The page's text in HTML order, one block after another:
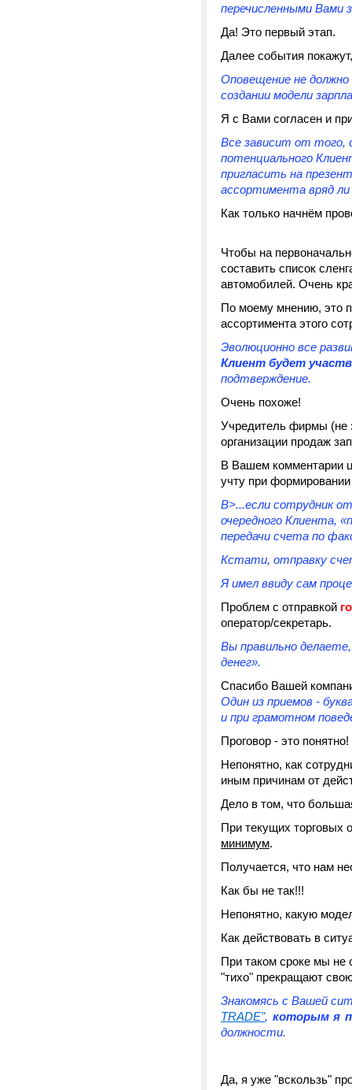
перечисленными Вами
Да! Это первый этап.
Далее события
Оповещение не
создании модели
Я с Вами согласен и
Все зависит от того,
потенциального
пригласить на
ассортимента вряд
Как только начнём
Чтобы на
составить список
автомобилей. Очень
По моему мнению, это
ассортимента этого
Эволюционно все
Клиент будет
подтверждение.
Очень похоже!
Учредитель фирмы (не
организации продаж
В Вашем комментарии
учту при
В>...если сотрудник
очередного Клиента,
передачи счета по
Кстати, отправку
Я имел ввиду сам
Проблем с отправкой
оператор/секретарь.
Вы правильно
денег».
Спасибо Вашей
Один из приемов -
и при грамотном
Проговор - это понятно!
Непонятно, как
иным причинам от
Дело в том, что
При текущих торговых
минимум.
Получается, что нам
Как бы не так!!!
Непонятно, какую
Как действовать в
При таком сроке мы не
"тихо" прекращают
Знакомясь с Вашей
TRADE", которым я
должности.
Да, я уже "вскользь"